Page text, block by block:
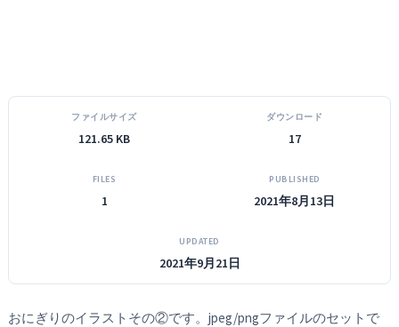
ファイルサイズ
121.65 KB
ダウンロード
17
FILES
1
PUBLISHED
2021年8月13日
UPDATED
2021年9月21日
おにぎりのイラストその②です。jpeg/pngファイルのセットで